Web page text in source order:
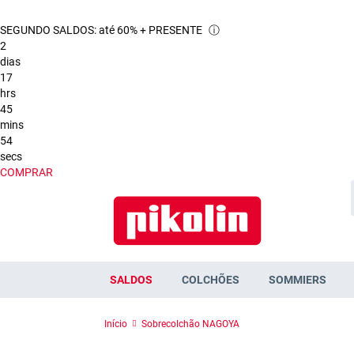
SEGUNDO SALDOS: até 60% + PRESENTE ⓘ
2
dias
17
hrs
45
mins
53
secs
COMPRAR
SALDOS COLCHÕES SOMMIERS
Início Sobrecolchão NAGOYA